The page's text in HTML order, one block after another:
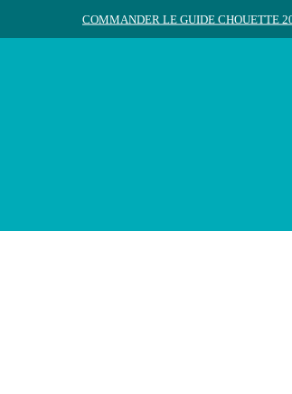
to
COMMANDER LE GUIDE CHOUETTE